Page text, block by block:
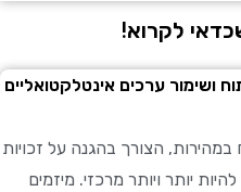
לקרוא!
ערכים אינטלקטואליים
הצורך בהגנה על זכויות
ויותר מרכזי. מיזמים